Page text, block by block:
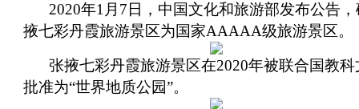
2020年1月7日，中国文化和旅游部发布公告
掖七彩丹霞旅游景区为国家AAAAA级旅游景区。
张掖七彩丹霞旅游景区在2020年被联合国教科
批准为“世界地质公园”。